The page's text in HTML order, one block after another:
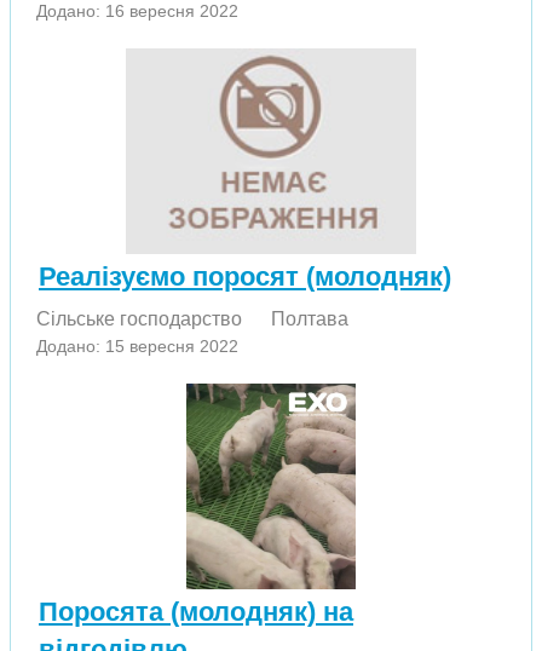
Додано: 16 вересня 2022
Реалізуємо поросят (молодняк)
Сільське господарство Полтава
Додано: 15 вересня 2022
Поросята (молодняк) на